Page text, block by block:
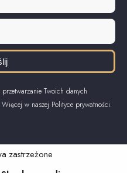
Twoich danych
w naszej Polityce prywatności.
zastrzeżone